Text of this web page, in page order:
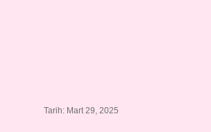
Tarih: Mart 29, 2025